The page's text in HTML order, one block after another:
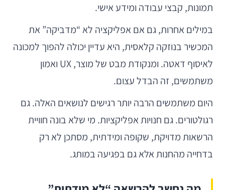
תמונות, קבצי עבודה ומידע אישי.
במילים אחרות, גם אם אפליקציה לא “מדביקה” את
המכשיר בנוזקה קלאסית, היא עדיין יכולה להפוך למכונה
לאיסוף דאטה. ומנקודת מבט של מוצר, UX ואמון
משתמשים, זה הבדל עצום.
היום משתמשים הרבה יותר רגישים לנושאים האלה. גם
רגולטורים. גם חנויות אפליקציות. מי שלא בונה חוויית
הרשאות מדויקת, שקופה ומידתית, מסתכן לא רק
בדחייה מהחנות אלא גם בפגיעה במותג.